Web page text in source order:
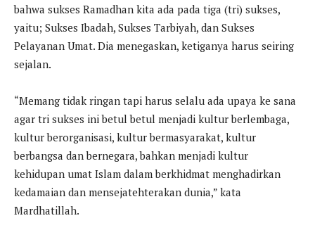
bahwa sukses Ramadhan kita ada pada tiga (tri) sukses,
yaitu; Sukses Ibadah, Sukses Tarbiyah, dan Sukses
Pelayanan Umat. Dia menegaskan, ketiganya harus seiring
sejalan.
“Memang tidak ringan tapi harus selalu ada upaya ke sana
agar tri sukses ini betul betul menjadi kultur berlembaga,
kultur berorganisasi, kultur bermasyarakat, kultur
berbangsa dan bernegara, bahkan menjadi kultur
kehidupan umat Islam dalam berkhidmat menghadirkan
kedamaian dan mensejatehterakan dunia,” kata
Mardhatillah.